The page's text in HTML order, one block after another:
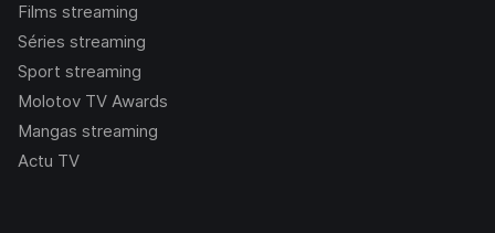
Films streaming
Séries streaming
Sport streaming
Molotov TV Awards
Mangas streaming
Actu TV